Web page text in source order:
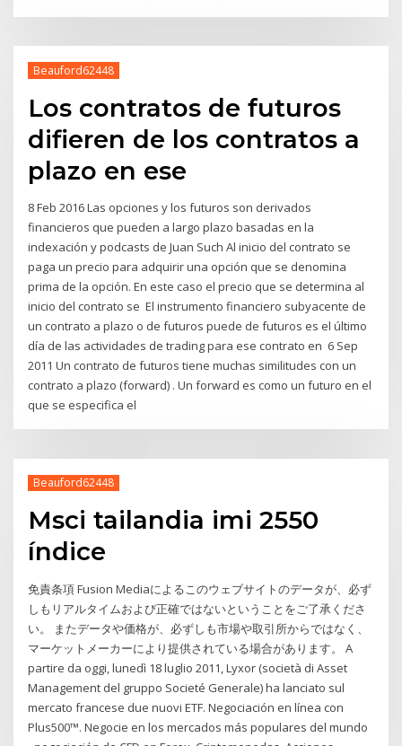
Beauford62448
Los contratos de futuros
difieren de los contratos a
plazo en ese
8 Feb 2016 Las opciones y los futuros son derivados
financieros que pueden a largo plazo basadas en la
indexación y podcasts de Juan Such Al inicio del contrato se
paga un precio para adquirir una opción que se denomina
prima de la opción. En este caso el precio que se determina al
inicio del contrato se El instrumento financiero subyacente de
un contrato a plazo o de futuros puede de futuros es el último
día de las actividades de trading para ese contrato en 6 Sep
2011 Un contrato de futuros tiene muchas similitudes con un
contrato a plazo (forward) . Un forward es como un futuro en el
que se especifica el
Beauford62448
Msci tailandia imi 2550
índice
免責条項 Fusion Mediaによるこのウェブサイトのデータが、必ず
しもリアルタイムおよび正確ではないということをご了承くださ
い。 またデータや価格が、必ずしも市場や取引所からではなく、
マーケットメーカーにより提供されている場合があります。 A
partire da oggi, lunedì 18 luglio 2011, Lyxor (società di Asset
Management del gruppo Societé Generale) ha lanciato sul
mercato francese due nuovi ETF. Negociación en línea con
Plus500™. Negocie en los mercados más populares del mundo